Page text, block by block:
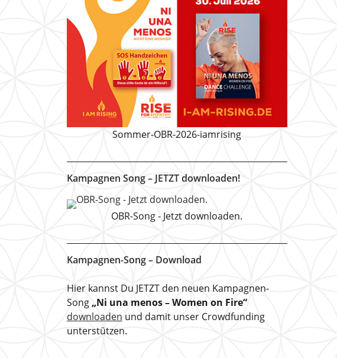
Sommer-OBR-2026-iamrising
Kampagnen Song – JETZT downloaden!
OBR-Song - Jetzt downloaden.
Kampagnen-Song – Download
Hier kannst Du JETZT den neuen Kampagnen-
Song„Ni una menos – Women on Fire“
downloaden und damit unser Crowdfunding
unterstützen.